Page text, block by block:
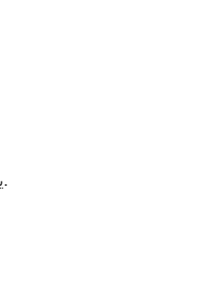
7. يوسف يعمل في النجارة ويسوع يساعده: يُظهر يسوع الطفل يعمل بجانب يوسف، يعكسان روح التعاون بين الأب والابن.